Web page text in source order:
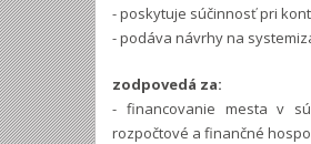
- poskytuje súčinnosť pri
- podáva návrhy na
zodpovedá za:
- financovanie mesta v
rozpočtové a finančné